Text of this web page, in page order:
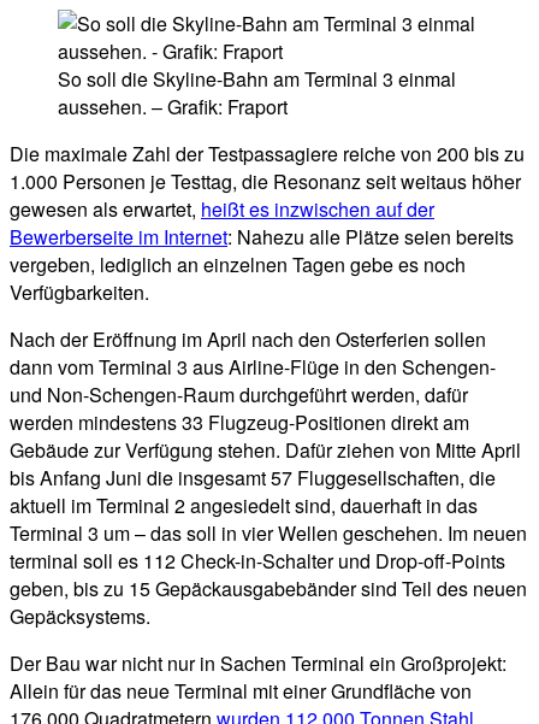
So soll die Skyline-Bahn am Terminal 3 einmal
aussehen. – Grafik: Fraport
Die maximale Zahl der Testpassagiere reiche von 200 bis zu
1.000 Personen je Testtag, die Resonanz seit weitaus höher
gewesen als erwartet, heißt es inzwischen auf der
Bewerberseite im Internet: Nahezu alle Plätze seien bereits
vergeben, lediglich an einzelnen Tagen gebe es noch
Verfügbarkeiten.
Nach der Eröffnung im April nach den Osterferien sollen
dann vom Terminal 3 aus Airline-Flüge in den Schengen-
und Non-Schengen-Raum durchgeführt werden, dafür
werden mindestens 33 Flugzeug-Positionen direkt am
Gebäude zur Verfügung stehen. Dafür ziehen von Mitte April
bis Anfang Juni die insgesamt 57 Fluggesellschaften, die
aktuell im Terminal 2 angesiedelt sind, dauerhaft in das
Terminal 3 um – das soll in vier Wellen geschehen. Im neuen
terminal soll es 112 Check-in-Schalter und Drop-off-Points
geben, bis zu 15 Gepäckausgabebänder sind Teil des neuen
Gepäcksystems.
Der Bau war nicht nur in Sachen Terminal ein Großprojekt:
Allein für das neue Terminal mit einer Grundfläche von